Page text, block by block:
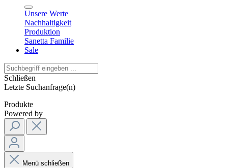
Unsere Werte
Nachhaltigkeit
Produktion
Sanetta Familie
Sale
Schließen
Letzte Suchanfrage(n)
Produkte
Powered by
Menü schließen